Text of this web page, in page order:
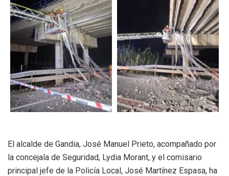
El alcalde de Gandia, José Manuel Prieto, acompañado por
la concejala de Seguridad, Lydia Morant, y el comisario
principal jefe de la Policía Local, José Martínez Espasa, ha